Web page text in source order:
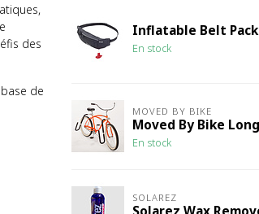
des
de
Inflatable Belt
En stock
MOVED BY BIKE
Moved By Bike
En stock
SOLAREZ